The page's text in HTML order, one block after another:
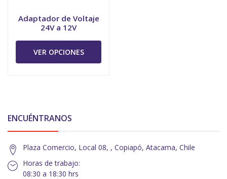
Adaptador de Voltaje
24V a 12V
VER OPCIONES
ENCUÉNTRANOS
Plaza Comercio, Local 08, , Copiapó, Atacama, Chile
Horas de trabajo:
08:30 a 18:30 hrs